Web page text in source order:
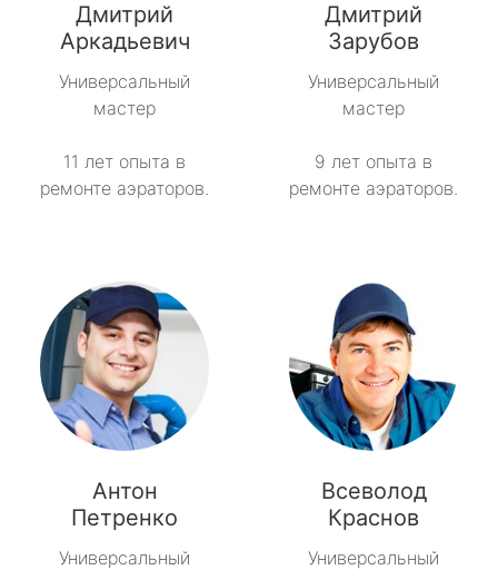
Дмитрий
Аркадьевич
Универсальный
мастер
11 лет опыта в
ремонте аэраторов.
Дмитрий
Зарубов
Универсальный
мастер
9 лет опыта в
ремонте аэраторов.
Антон
Петренко
Универсальный
Всеволод
Краснов
Универсальный